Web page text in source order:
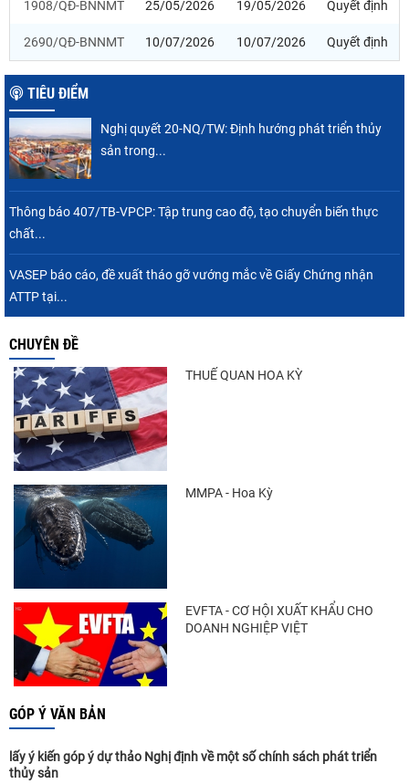
1908/QĐ-BNNMT 25/05/2026 19/05/2026 Quyết định
2690/QĐ-BNNMT 10/07/2026 10/07/2026 Quyết định
TIÊU ĐIỂM
Nghị quyết 20-NQ/TW: Định hướng phát triển thủy
sản trong...
Thông báo 407/TB-VPCP: Tập trung cao độ, tạo chuyển biến thực
chất...
VASEP báo cáo, đề xuất tháo gỡ vướng mắc về Giấy Chứng nhận
ATTP tại...
CHUYÊN ĐỀ
THUẾ QUAN HOA KỲ
MMPA - Hoa Kỳ
EVFTA - CƠ HỘI XUẤT KHẨU CHO
DOANH NGHIỆP VIỆT
GÓP Ý VĂN BẢN
lấy ý kiến góp ý dự thảo Nghị định về một số chính sách phát triển
thủy sản